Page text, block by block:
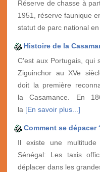
Réserve de chasse à
1951, réserve faunique
statut de parc national en
Histoire de la
C'est aux Portugais, qui
Ziguinchor au XVe
doit la première
la Casamance. En
la [En savoir plus...]
Comment se dépacer
Il existe une
Sénégal: Les taxis
déplacer dans les